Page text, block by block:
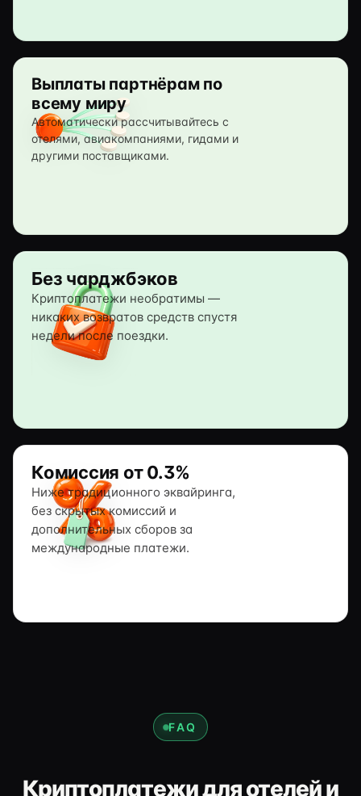
Выплаты партнёрам по
всему миру
Автоматически рассчитывайтесь с
отелями, авиакомпаниями, гидами и
другими поставщиками.
Без чарджбэков
Криптоплатежи необратимы —
никаких возвратов средств спустя
недели после поездки.
Комиссия от 0.3%
Ниже традиционного эквайринга,
без скрытых комиссий и
дополнительных сборов за
международные платежи.
FAQ
Криптоплатежи для отелей и